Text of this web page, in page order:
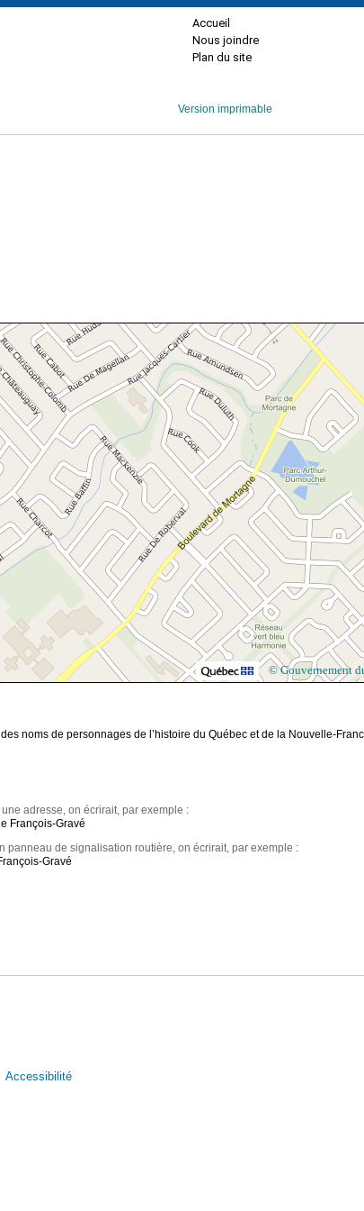
Accueil
Nous joindre
Plan du site
Version imprimable
© Gouvernement
noms de personnages de l’histoire du Québec et de la Nouvelle-
une adresse, on écrirait, par exemple :
François-Gravé
panneau de signalisation routière, on écrirait, par exemple :
Gravé
Accessibilité